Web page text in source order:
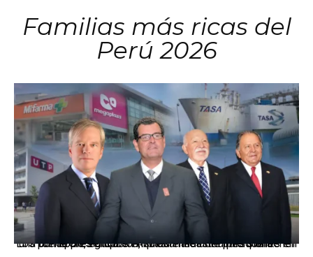
Familias más ricas del
Perú 2026
Los principales grupos empresariales del país mantienen una fuerte presencia en Áncash mediante inversiones en comercio, educación, salud e industria pesquera.